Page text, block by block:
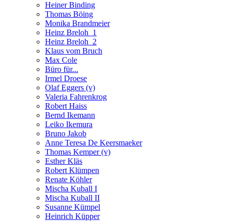
Heiner Binding
Thomas Böing
Monika Brandmeier
Heinz Breloh_1
Heinz Breloh_2
Klaus vom Bruch
Max Cole
Büro für...
Irmel Droese
Olaf Eggers (v)
Valeria Fahrenkrog
Robert Haiss
Bernd Ikemann
Leiko Ikemura
Bruno Jakob
Anne Teresa De Keersmaeker
Thomas Kemper (v)
Esther Kläs
Robert Klümpen
Renate Köhler
Mischa Kuball I
Mischa Kuball II
Susanne Kümpel
Heinrich Küpper